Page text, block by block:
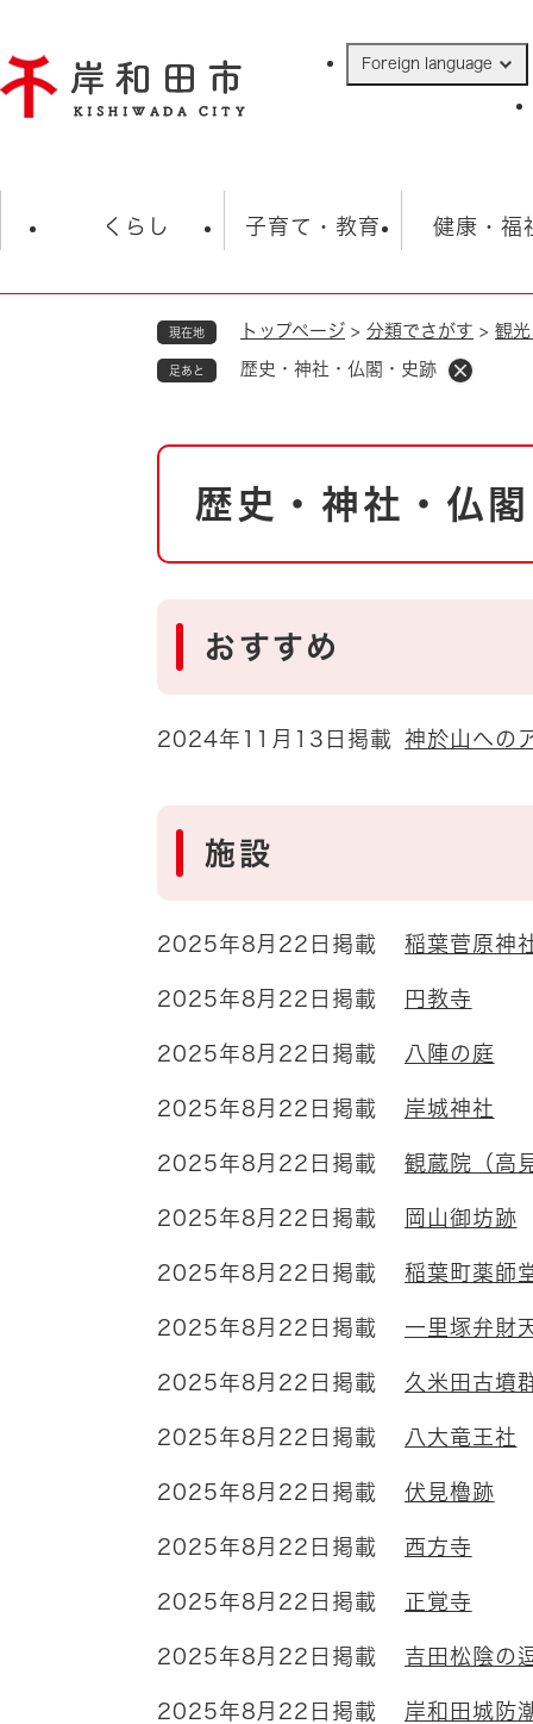
ジ
の
Foreign language
くらし
住民票・戸籍
ごみ・衛生・動物 救急・消防
防災・防犯 上水道・下水道
自然・環境・公園
男女共同参画
道路・河川・交通 まちづくり
子育て・教育
学校
健康・福
福祉・
観光
現在地 トップページ > 分類でさがす > 観光
足あと 歴史・神社・仏閣・史跡
本
歴史・神社・仏
おすすめ
2024年11月13日掲載 神於山への
施設
2025年8月22日掲載 稲葉菅原神
2025年8月22日掲載 円教寺
2025年8月22日掲載 八陣の庭
2025年8月22日掲載 岸城神社
2025年8月22日掲載 観蔵院（高
2025年8月22日掲載 岡山御坊跡
2025年8月22日掲載 稲葉町薬師
2025年8月22日掲載 一里塚弁財
2025年8月22日掲載 久米田古墳
2025年8月22日掲載 八大竜王社
2025年8月22日掲載 伏見櫓跡
2025年8月22日掲載 西方寺
2025年8月22日掲載 正覚寺
2025年8月22日掲載 吉田松陰の
2025年8月22日掲載 岸和田城防